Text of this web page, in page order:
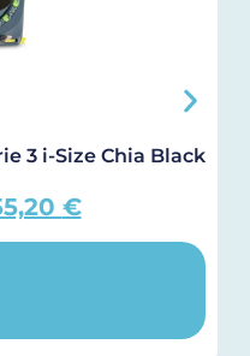
3 i-Size Chia Black
€